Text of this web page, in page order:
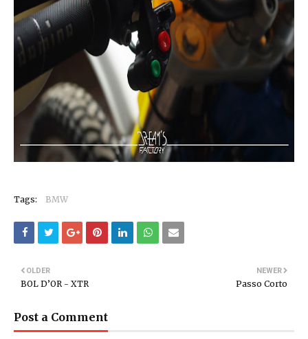
Tags: BMW
NEWER
Passo Corto
OLDER
BOL D’OR - XTR
Post a Comment